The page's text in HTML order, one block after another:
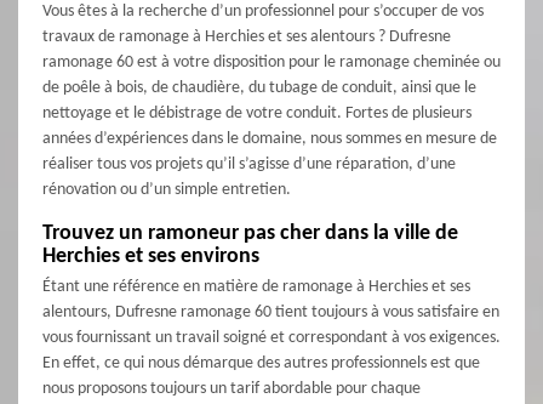
Vous êtes à la recherche d’un professionnel pour s’occuper de vos
travaux de ramonage à Herchies et ses alentours ? Dufresne
ramonage 60 est à votre disposition pour le ramonage cheminée ou
de poêle à bois, de chaudière, du tubage de conduit, ainsi que le
nettoyage et le débistrage de votre conduit. Fortes de plusieurs
années d’expériences dans le domaine, nous sommes en mesure de
réaliser tous vos projets qu’il s’agisse d’une réparation, d’une
rénovation ou d’un simple entretien.
Trouvez un ramoneur pas cher dans la ville de
Herchies et ses environs
Étant une référence en matière de ramonage à Herchies et ses
alentours, Dufresne ramonage 60 tient toujours à vous satisfaire en
vous fournissant un travail soigné et correspondant à vos exigences.
En effet, ce qui nous démarque des autres professionnels est que
nous proposons toujours un tarif abordable pour chaque